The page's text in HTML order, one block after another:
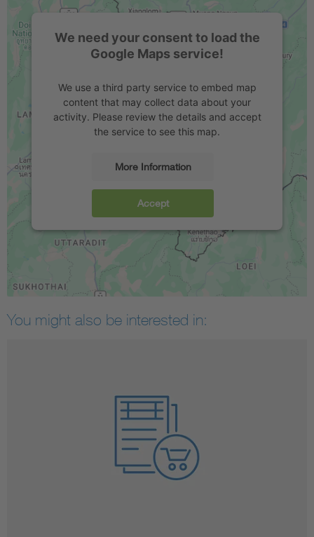
We need your consent to load the
Google Maps service!
We use a third party service to embed map
content that may collect data about your
activity. Please review the details and accept
the service to see this map.
More Information
Accept
You might also be interested in: